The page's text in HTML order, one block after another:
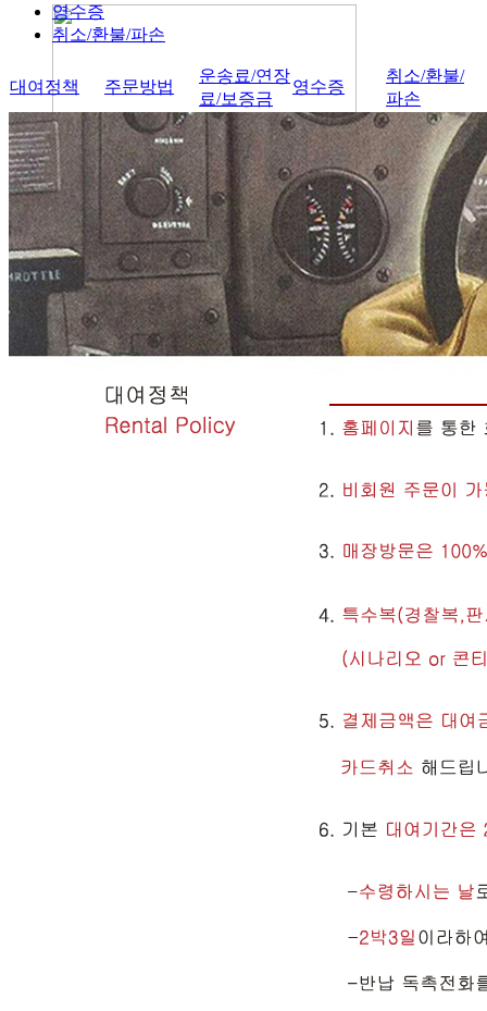
영수증
취소/환불/파손
대여정책 주문방법
운송료/연장
료/보증금
영수증
취소/환불/
파손